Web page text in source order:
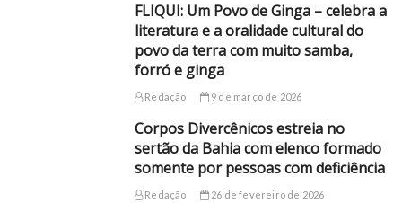
FLIQUI: Um Povo de Ginga – celebra a
literatura e a oralidade cultural do
povo da terra com muito samba,
forró e ginga
Redação 9 de março de 2026
Corpos Divercênicos estreia no
sertão da Bahia com elenco formado
somente por pessoas com deficiência
Redação 26 de fevereiro de 2026